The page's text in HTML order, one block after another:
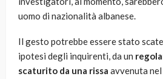
uomo di nazionalità albanese.
Il gesto potrebbe essere stato
ipotesi degli inquirenti, da un
scaturito da una rissa avvenuta